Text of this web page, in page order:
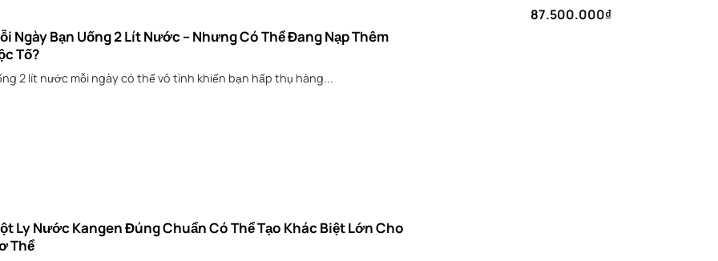
Ngày Bạn Uống 2 Lít Nước – Nhưng Có Thể Đang Nạp Thêm
Tố?
2 lít nước mỗi ngày có thể vô tình khiến bạn hấp thụ hàng...
Ly Nước Kangen Đúng Chuẩn Có Thể Tạo Khác Biệt Lớn Cho
Thể
Rated5.00
87.500.000₫